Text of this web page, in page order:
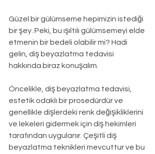
Güzel bir gülümseme hepimizin istediği
bir şey. Peki, bu ışıltılı gülümsemeyi elde
etmenin bir bedeli olabilir mi? Hadi
gelin, diş beyazlatma tedavisi
hakkında biraz konuşalım.
Öncelikle, diş beyazlatma tedavisi,
estetik odaklı bir prosedürdür ve
genellikle dişlerdeki renk değişikliklerini
ve lekeleri gidermek için diş hekimleri
tarafından uygulanır. Çeşitli diş
beyazlatma teknikleri mevcuttur ve bu